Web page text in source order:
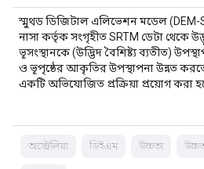
স্মুথড ডিজিটাল এলিভেশন মডেল (DEM-
নাসা কর্তৃক সংগৃহীত SRTM ডেটা থেকে
ভূসংস্থানকে (উদ্ভিদ বৈশিষ্ট্য ব্যতীত)
ও ভূপৃষ্ঠের আকৃতির উপস্থাপনা উন্নত
একটি অভিযোজিত প্রক্রিয়া প্রয়োগ করা
অস্ট্রেলিয়া ডিইএম উচ্চতা